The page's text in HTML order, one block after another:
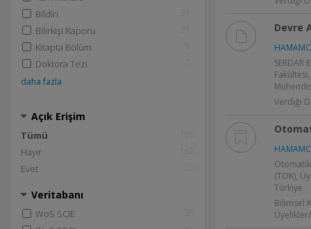
Bildiri
Bilirkişi Raporu
Kitapta Bölüm
Doktora Tezi
daha fazla
Açık Erişim
Tümü
Hayır
Evet
Veritabanı
WoS SCIE
Devre
SERDAR
Verdiği
(TOK),
Türkiye
Bilimsel